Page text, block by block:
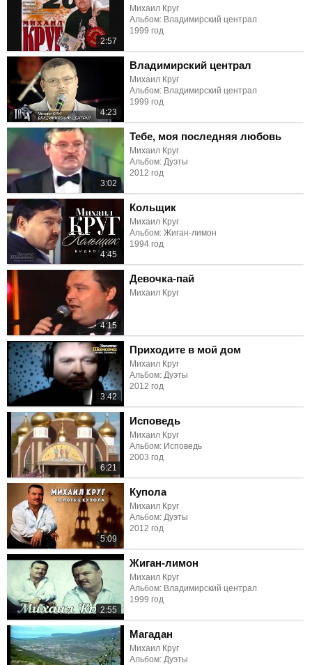
2:57
Михаил Круг
Альбом: Владимирский централ
1999 год
4:23
Владимирский централ
Михаил Круг
Альбом: Владимирский централ
1999 год
3:02
Тебе, моя последняя любовь
Михаил Круг
Альбом: Дуэты
2012 год
4:45
Кольщик
Михаил Круг
Альбом: Жиган-лимон
1994 год
4:15
Девочка-пай
Михаил Круг
3:42
Приходите в мой дом
Михаил Круг
Альбом: Дуэты
2012 год
6:21
Исповедь
Михаил Круг
Альбом: Исповедь
2003 год
5:09
Купола
Михаил Круг
Альбом: Дуэты
2012 год
2:55
Жиган-лимон
Михаил Круг
Альбом: Владимирский централ
1999 год
Магадан
Михаил Круг
Альбом: Дуэты